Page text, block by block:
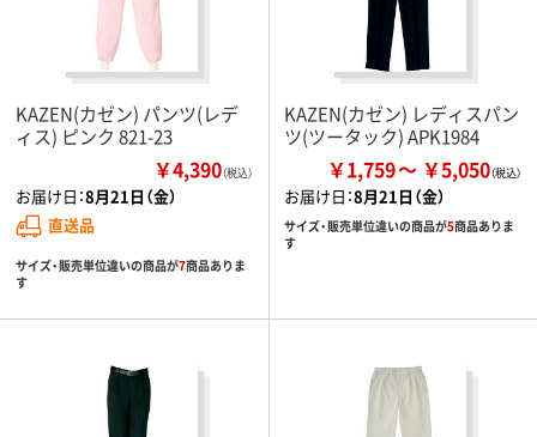
KAZEN(カゼン) パンツ(レデ
ィス) ピンク 821-23
￥4,390（税込）
お届け日：8月21日（金）
直送品
サイズ・販売単位違いの商品が7商品ありま
す
KAZEN(カゼン) レディスパン
ツ(ツータック) APK1984
￥1,759 ￥5,050
お届け日：8月21日（金）
サイズ・販売単位違いの商品が5商品ありま
す